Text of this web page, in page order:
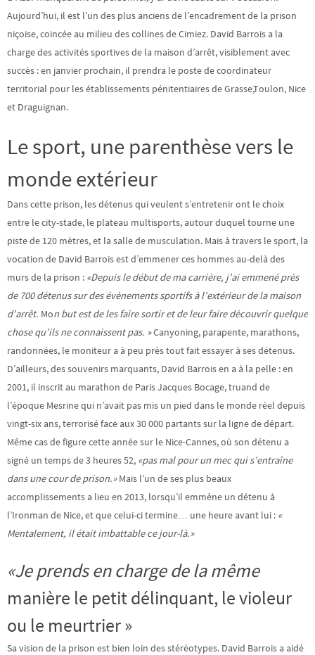
Aujourd’hui, il est l’un des plus anciens de l’encadrement de la prison
niçoise, coincée au milieu des collines de Cimiez. David Barrois a la
charge des activités sportives de la maison d’arrêt, visiblement avec
succès : en janvier prochain, il prendra le poste de coordinateur
territorial pour les établissements pénitentiaires de Grasse,Toulon, Nice
et Draguignan.
Le sport, une parenthèse vers le
monde extérieur
Dans cette prison, les détenus qui veulent s’entretenir ont le choix
entre le city-stade, le plateau multisports, autour duquel tourne une
piste de 120 mètres, et la salle de musculation. Mais à travers le sport, la
vocation de David Barrois est d’emmener ces hommes au-delà des
murs de la prison : «Depuis le début de ma carrière, j’ai emmené près
de 700 détenus sur des évènements sportifs à l’extérieur de la maison
d’arrêt. Mon but est de les faire sortir et de leur faire découvrir quelque
chose qu’ils ne connaissent pas. »Canyoning, parapente, marathons,
randonnées, le moniteur a à peu près tout fait essayer à ses détenus.
D’ailleurs, des souvenirs marquants, David Barrois en a à la pelle : en
2001, il inscrit au marathon de Paris Jacques Bocage, truand de
l’époque Mesrine qui n’avait pas mis un pied dans le monde réel depuis
vingt-six ans, terrorisé face aux 30 000 partants sur la ligne de départ.
Même cas de figure cette année sur le Nice-Cannes, où son détenu a
signé un temps de 3 heures 52, «pas mal pour un mec qui s’entraîne
dans une cour de prison.»Mais l’un de ses plus beaux
accomplissements a lieu en 2013, lorsqu’il emmène un détenu à
l’Ironman de Nice, et que celui-ci termine… une heure avant lui : «
Mentalement, il était imbattable ce jour-là.»
«Je prends en charge de la même
manière le petit délinquant, le violeur
ou le meurtrier »
Sa vision de la prison est bien loin des stéréotypes. David Barrois a aidé